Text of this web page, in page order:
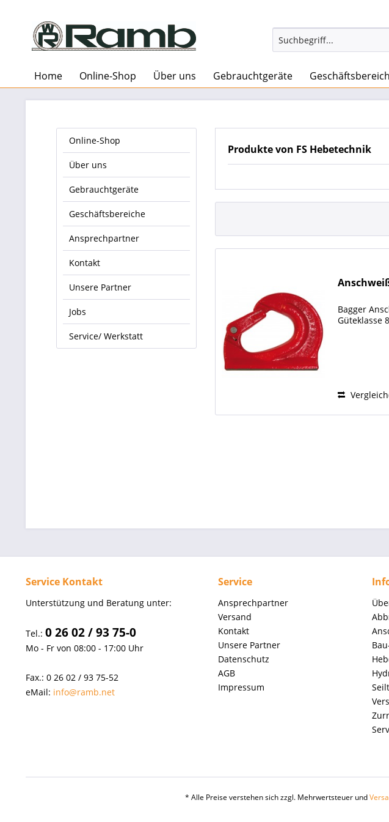
Home Online-Shop Über uns Gebrauchtgeräte
Online-Shop
Über uns
Gebrauchtgeräte
Geschäftsbereiche
Ansprechpartner
Kontakt
Unsere Partner
Jobs
Service/ Werkstatt
Produkte von FS Hebetechnik
Bagger
Güteklasse 8
Service Kontakt
Unterstützung und Beratung unter:
Tel.: 0 26 02 / 93 75-0
Mo - Fr von 08:00 - 17:00 Uhr
Fax.: 0 26 02 / 93 75-52
eMail: info@ramb.net
Service
Ansprechpartner
Versand
Kontakt
Unsere Partner
Datenschutz
AGB
Impressum
* Alle Preise verstehen sich zzgl. Mehrwertsteuer und